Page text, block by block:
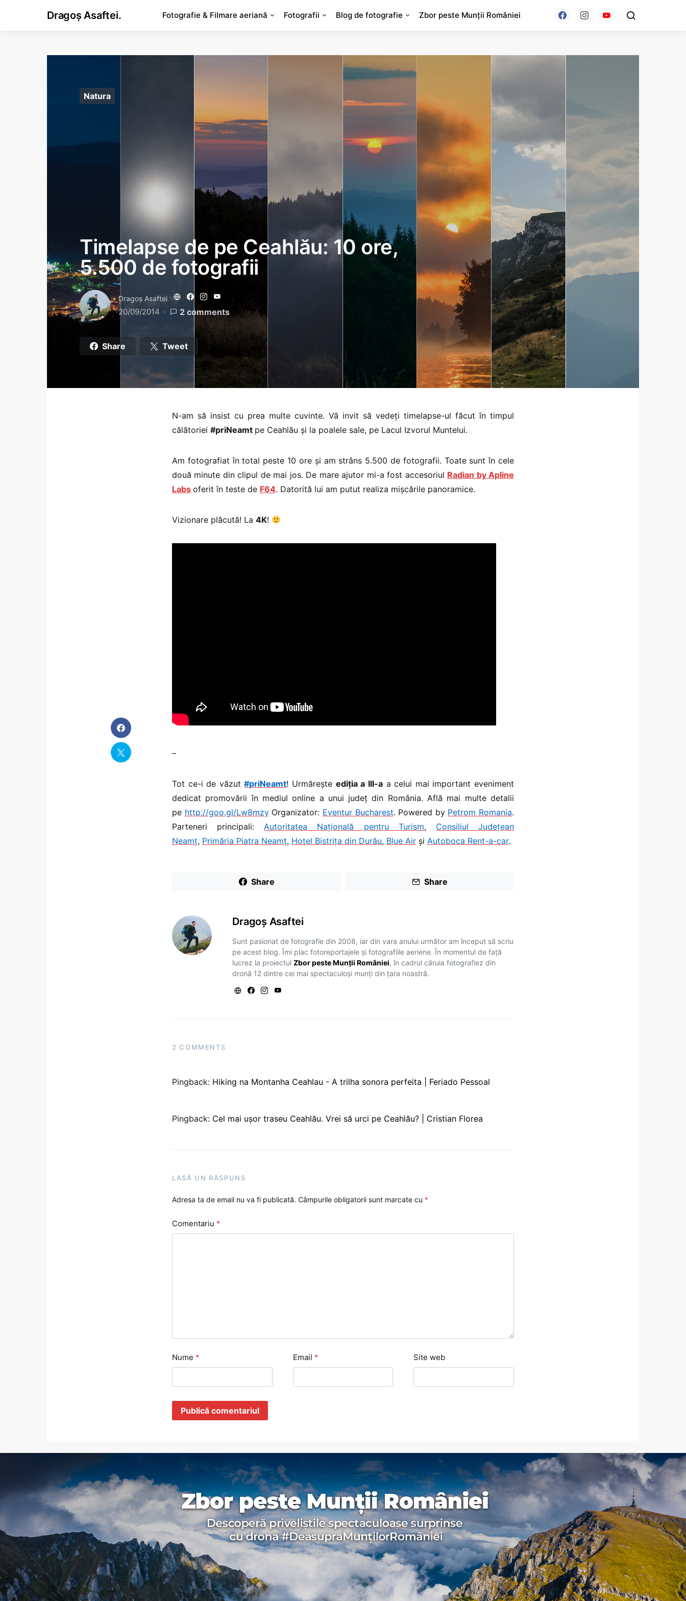
Dragoș Asaftei. Fotografie & Filmare aeriană Fotografii Blog de fotografie Zbor peste Munții României
Natura
Timelapse de pe Ceahlău: 10 ore,
5.500 de fotografii
Dragoş Asaftei
20/09/2014 2 comments
Share Tweet
N-am să insist cu prea multe cuvinte. Vă invit să vedeți timelapse-ul făcut în timpul
călătoriei #priNeamt pe Ceahlău și la poalele sale, pe Lacul Izvorul Muntelui.
Am fotografiat în total peste 10 ore și am strâns 5.500 de fotografii. Toate sunt în cele
două minute din clipul de mai jos. De mare ajutor mi-a fost accesoriul Radian by Apline
Labs oferit în teste de F64. Datorită lui am putut realiza mișcările panoramice.
Vizionare plăcută! La 4K!
–
Tot ce-i de văzut#priNeamt! Urmărește ediția a III-aa celui mai important eveniment
dedicat promovării în mediul online a unui județ din România. Află mai multe detalii
pe http://goo.gl/Lw8mzyOrganizator: Eventur Bucharest. Powered by Petrom Romania.
Parteneri principali:Autoritatea Națională pentru Turism, Consiliul Județean
Neamț, Primăria Piatra Neamț, Hotel Bistrița din Durău, Blue Air și Autoboca Rent-a-car.
Share Share
Dragoş Asaftei
Sunt pasionat de fotografie din 2008, iar din vara anului următor am început să scriu
pe acest blog. Îmi plac fotoreportajele și fotografiile aeriene. În momentul de față
lucrez la proiectulZbor peste Munții României, în cadrul căruia fotografiez din
dronă 12 dintre cei mai spectaculoși munți din țara noastră.
2 COMMENTS
Pingback: Hiking na Montanha Ceahlau - A trilha sonora perfeita | Feriado Pessoal
Pingback: Cel mai ușor traseu Ceahlău. Vrei să urci pe Ceahlău? | Cristian Florea
LASĂ UN RĂSPUNS
Adresa ta de email nu va fi publicată. Câmpurile obligatorii sunt marcate cu *
Comentariu *
Nume * Email * Site web